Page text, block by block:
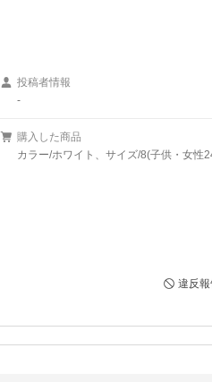
投稿者情報
-
購入した商品
カラー/ホワイト、サイズ/8(子供・女性
違反